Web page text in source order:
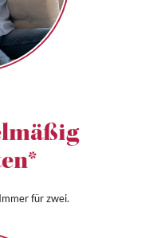
für zwei.